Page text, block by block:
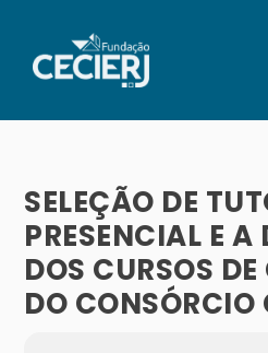
SELEÇÃO DE
PRESENCIAL E
DOS CURSOS
DO CONSÓRCIO